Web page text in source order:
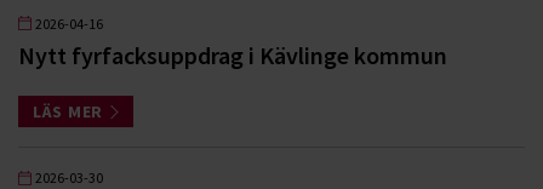
2026-04-16
Nytt fyrfacksuppdrag i Kävlinge kommun
LÄS MER
2026-03-30